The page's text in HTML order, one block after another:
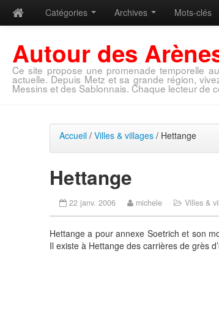
Catégories Archives Mots-clés
Autour des
Ce site propose une promenade temporelle
actuelle. Depuis Metz et sa grande région,
Messins et des Sablonnais. Chaque lecteur de
Accueil/ Villes & villages/ Hettange
Hettange
22 janv. 2006 michele Villes &
Hettange a pour annexe Soetrich et son
Il existe à Hettange des carrières de grès